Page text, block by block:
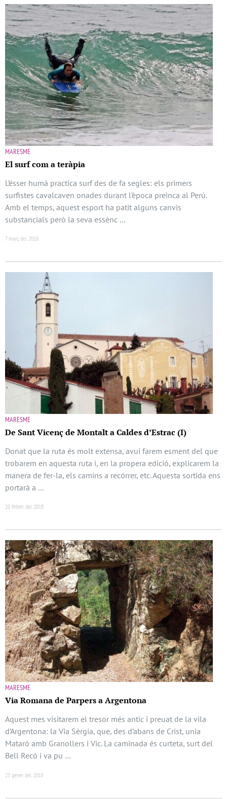
MARESME
El surf com a teràpia
L’ésser humà practica surf des de fa segles: els primers
surfistes cavalcaven onades durant l’època preinca al Perú.
Amb el temps, aquest esport ha patit alguns canvis
substancials però la seva essènc …
7 març del 2018
MARESME
De Sant Vicenç de Montalt a Caldes d’Estrac (I)
Donat que la ruta és molt extensa, avui farem esment del que
trobarem en aquesta ruta i, en la propera edició, explicarem la
manera de fer-la, els camins a recórrer, etc. Aquesta sortida ens
portarà a …
20 febrer del 2018
MARESME
Via Romana de Parpers a Argentona
Aquest mes visitarem el tresor més antic i preuat de la vila
d’Argentona: la Via Sèrgia, que, des d’abans de Crist, unia
Mataró amb Granollers i Vic. La caminada és curteta, surt del
Bell Recó i va pu …
23 gener del 2018